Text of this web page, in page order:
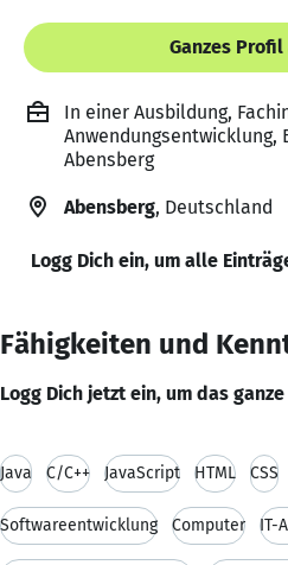
Ganzes
In einer Ausbildung,
Anwendungsentwicklung,
Abensberg
Abensberg, Deutschland
Logg Dich ein, um alle
Fähigkeiten und
Logg Dich jetzt ein, um das
Java C/C++ JavaScript HTML CSS
Softwareentwicklung Computer IT-